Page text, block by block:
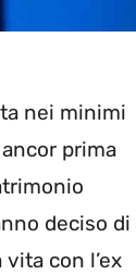
nei minimi
prima
deciso di
con l’ex